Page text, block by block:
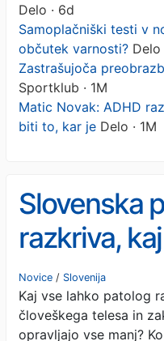
Delo · 6d
Samoplačniški testi v
občutek varnosti? Delo
Zastrašujoča
Sportklub · 1M
Matic Novak: ADHD
biti to, kar je Delo · 1M
Slovenska
razkriva,
smrti:
manj,
Novice / Slovenija
Kaj vse lahko patolog
človeškega telesa in
opravljajo vse manj?